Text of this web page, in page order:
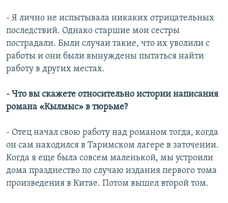
- Я лично не испытывала никаких отрицательных
последствий. Однако старшие мои сестры
пострадали. Были случаи такие, что их уволили с
работы и они были вынуждены пытаться найти
работу в других местах.
- Что вы скажете относительно истории написания
романа «Кылмыс» в тюрьме?
- Отец начал свою работу над романом тогда, когда
он сам находился в Таримском лагере в заточении.
Когда я еще была совсем маленькой, мы устроили
дома празднество по случаю издания первого тома
произведения в Китае. Потом вышел второй том.